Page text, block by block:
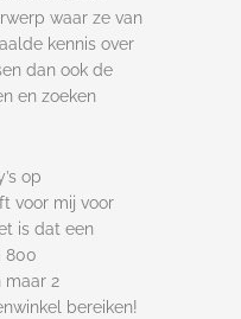
waar ze van
kennis over
dan ook de
en zoeken
op
voor mij voor
is dat een
800
maar 2
bereiken!